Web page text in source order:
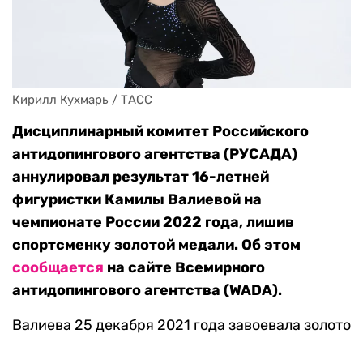
Кирилл Кухмарь / ТАСС
Дисциплинарный комитет Российского
антидопингового агентства (РУСАДА)
аннулировал результат 16-летней
фигуристки Камилы Валиевой на
чемпионате России 2022 года, лишив
спортсменку золотой медали. Об этом
сообщается на сайте Всемирного
антидопингового агентства (WADA).
Валиева 25 декабря 2021 года завоевала золото